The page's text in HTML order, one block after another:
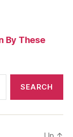
By These